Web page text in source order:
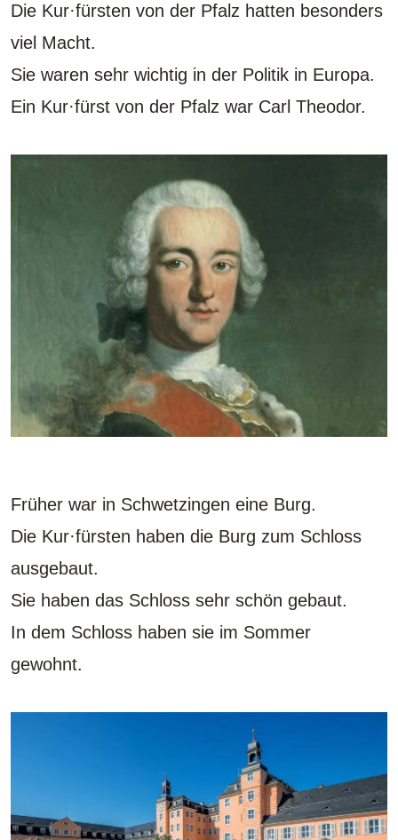
Die Kur·fürsten von der Pfalz hatten besonders
viel Macht.
Sie waren sehr wichtig in der Politik in Europa.
Ein Kur·fürst von der Pfalz war Carl Theodor.
Früher war in Schwetzingen eine Burg.
Die Kur·fürsten haben die Burg zum Schloss
ausgebaut.
Sie haben das Schloss sehr schön gebaut.
In dem Schloss haben sie im Sommer
gewohnt.